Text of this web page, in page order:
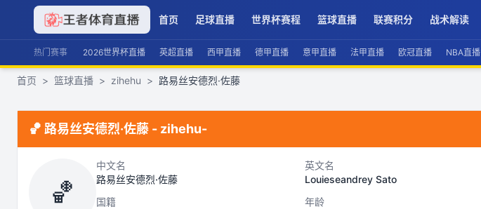
首页 足球直播 世界杯赛程 篮球直播 联赛积分 战术解读
热门赛事 2026世界杯直播 英超直播 西甲直播 德甲直播 意甲直播 法甲直播 欧冠直播 NBA直播
首页 > 篮球直播 > zihehu > 路易丝安德烈·佐藤
🏀 路易丝安德烈·佐藤 - zihehu-
🏀
中文名
路易丝安德烈·佐藤
英文名
Louieseandrey Sato
国籍
年龄